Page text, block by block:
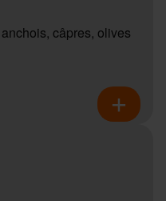
câpres, olives